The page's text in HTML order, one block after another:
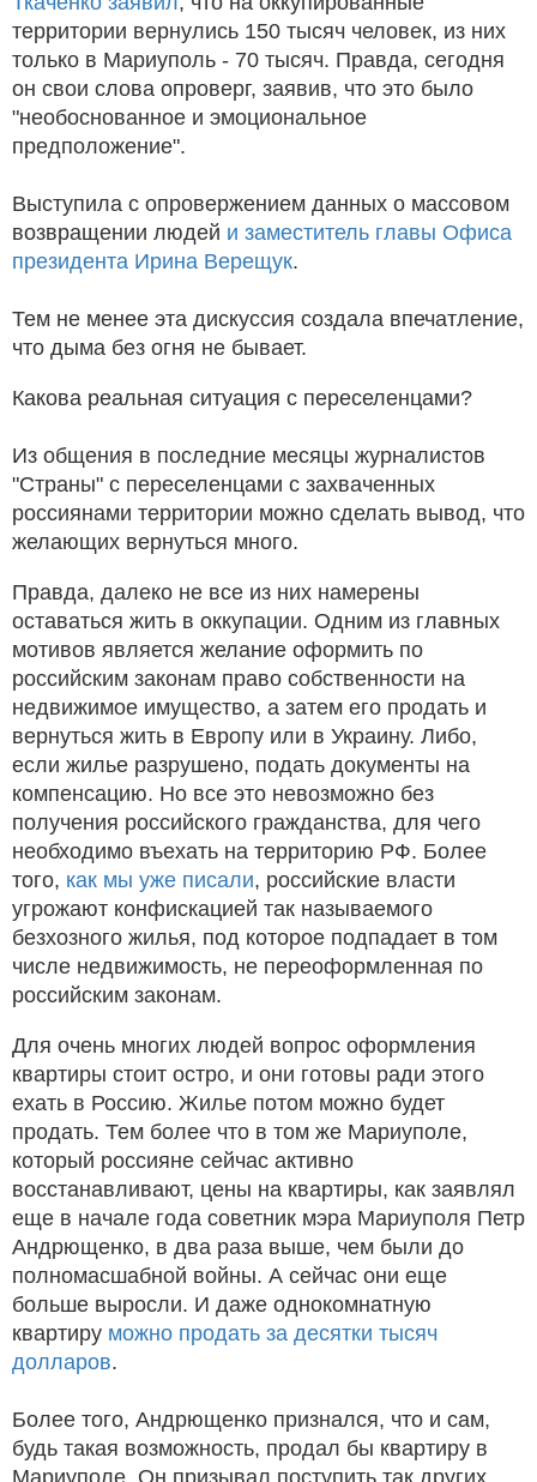
территории вернулись 150 тысяч человек, из них
только в Мариуполь - 70 тысяч. Правда, сегодня
он свои слова опроверг, заявив, что это было
"необоснованное и эмоциональное
предположение".
Выступила с опровержением данных о массовом
возвращении людей и заместитель главы Офиса
президента Ирина Верещук.
Тем не менее эта дискуссия создала впечатление,
что дыма без огня не бывает.
Какова реальная ситуация с переселенцами?
Из общения в последние месяцы журналистов
"Страны" с переселенцами с захваченных
россиянами территории можно сделать вывод, что
желающих вернуться много.
Правда, далеко не все из них намерены
оставаться жить в оккупации. Одним из главных
мотивов является желание оформить по
российским законам право собственности на
недвижимое имущество, а затем его продать и
вернуться жить в Европу или в Украину. Либо,
если жилье разрушено, подать документы на
компенсацию. Но все это невозможно без
получения российского гражданства, для чего
необходимо въехать на территорию РФ. Более
того, как мы уже писали, российские власти
угрожают конфискацией так называемого
безхозного жилья, под которое подпадает в том
числе недвижимость, не переоформленная по
российским законам.
Для очень многих людей вопрос оформления
квартиры стоит остро, и они готовы ради этого
ехать в Россию. Жилье потом можно будет
продать. Тем более что в том же Мариуполе,
который россияне сейчас активно
восстанавливают, цены на квартиры, как заявлял
еще в начале года советник мэра Мариуполя Петр
Андрющенко, в два раза выше, чем были до
полномасшабной войны. А сейчас они еще
больше выросли. И даже однокомнатную
квартиру можно продать за десятки тысяч
долларов.
Более того, Андрющенко признался, что и сам,
будь такая возможность, продал бы квартиру в
Мариуполе. Он призывал поступить так других